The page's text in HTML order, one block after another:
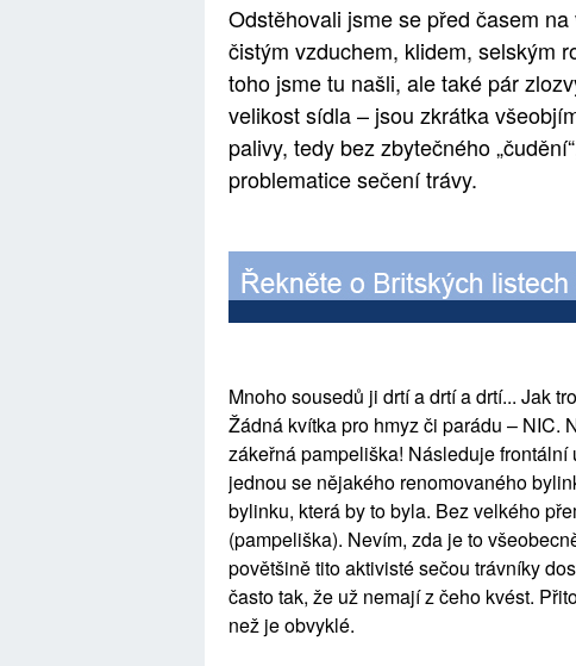
Odstěhovali jsme se před časem
čistým vzduchem, klidem, selským
toho jsme tu našli, ale také pár
velikost sídla – jsou zkrátka
palivy, tedy bez zbytečného
problematice sečení trávy.
Mnoho sousedů ji drtí a drtí a drtí... Jak
Žádná kvítka pro hmyz či parádu – NIC.
zákeřná pampeliška! Následuje
jednou se nějakého renomovaného
bylinku, která by to byla. Bez velkého
(pampeliška). Nevím, zda je to
povětšině tito aktivisté sečou trávníky
často tak, že už nemají z čeho kvést.
než je obvyklé.